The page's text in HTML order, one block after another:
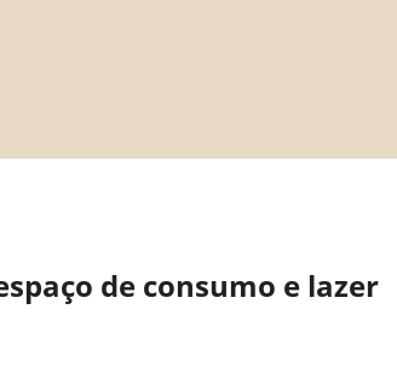
de consumo e lazer